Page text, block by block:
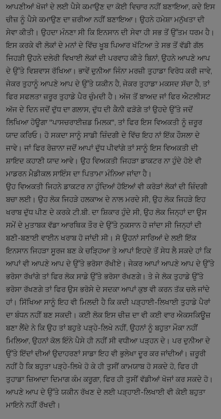
ਆਪਣੀਆਂ ਖੋਜਾਂ ਦੇ ਲਈ ਪੈਸੇ ਕਮਾਉਣ ਦਾ ਕੋਈ ਵਿਚਾਰ ਨਹੀਂ ਬਣਾਇਆ, ਕਦੇ ਇਸ
ਚੀਜ਼ ਨੂੰ ਪੈਸੇ ਕਮਾਉਣ ਦਾ ਜ਼ਰੀਆ ਨਹੀਂ ਬਣਾਇਆ। ਉਹਨੇ ਹਮੇਸ਼ਾ ਮਨੁੱਖਤਾ ਦੀ
ਸੇਵਾ ਕੀਤੀ। ਉਹਦਾ ਮੰਨਣਾ ਸੀ ਕਿ ਇਨਸਾਨ ਦੀ ਸੇਵਾ ਹੀ ਸਭ ਤੋਂ ਉੱਤਮ ਧਰਮ ਹੈ।
ਇਸ ਕਰਕੇ ਵੀ ਲੋਕਾਂ ਦੇ ਮਨਾਂ ਦੇ ਵਿੱਚ ਖੂਬ ਪਿਆਰ ਖੱਟਿਆ ਤੇ ਸਭ ਤੋਂ ਵੱਡੀ ਗੱਲ
ਜਿਹੜੀ ਉਹਨੇ ਦਲੇਰੀ ਵਿਖਾਈ ਲੋਕਾਂ ਦੀ ਪਰਵਾਹ ਕੀਤੇ ਬਿਨਾਂ, ਉਹਨੇ ਆਪਣੇ ਆਪ
ਦੇ ਉੱਤੇ ਵਿਸ਼ਵਾਸ ਰੱਖਿਆ। ਭਾਵੇਂ ਦੁਨੀਆ ਜਿੰਨਾ ਮਰਜ਼ੀ ਤੁਹਾਡਾ ਵਿਰੋਧ ਕਰੀ ਜਾਵੇ,
ਜੇਕਰ ਤੁਹਾਨੂੰ ਆਪਣੇ ਆਪ ਦੇ ਉੱਤੇ ਯਕੀਨ ਹੈ, ਜੇਕਰ ਤੁਹਾਡਾ ਮਕਸਦ ਸੱਚਾ ਹੈ, ਤਾਂ
ਫਿਰ ਸਫਲਤਾ ਜ਼ਰੂਰ ਤੁਹਾਡੇ ਪੈਰ ਚੁੰਮਦੀ ਹੈ। ਅੱਜ ਤੋਂ ਬਾਅਦ ਜਾਂ ਫਿਰ ਐਟਲੀਸਟ
ਅੱਜ ਦੇ ਦਿਨ ਜਦੋਂ ਦੁੱਧ ਦਾ ਗਲਾਸ, ਦੁੱਧ ਦੀ ਕੈਨੀ ਫੜੋਗੇ ਤਾਂ ਉਹਦੇ ਉੱਤੇ ਜਦੋਂ
ਲਿਖਿਆ ਹੋਊਗਾ "ਪਾਸਚਰਾਈਜ਼ਡ ਮਿਲਕ", ਤਾਂ ਫਿਰ ਇਸ ਵਿਅਕਤੀ ਨੂੰ ਜ਼ਰੂਰ
ਯਾਦ ਕਰਿਓ। ਹੋ ਸਕਦਾ ਸਾਨੂੰ ਸਾਡੀ ਜ਼ਿੰਦਗੀ ਦੇ ਵਿੱਚ ਇਹ ਨਾਂ ਇੱਕ ਹੌਸਲਾ ਦੇ
ਜਾਵੇ। ਜਾਂ ਫਿਰ ਰੋਜ਼ਾਨਾ ਜਦੋਂ ਆਪਾਂ ਦੁੱਧ ਪੀਵਾਂਗੇ ਤਾਂ ਸਾਨੂੰ ਇਸ ਵਿਅਕਤੀ ਦੀ
ਸ਼ਾਇਦ ਕਹਾਣੀ ਯਾਦ ਆਵੇ। ਉਹ ਵਿਅਕਤੀ ਜਿਹੜਾ ਡਾਕਟਰ ਨਾ ਹੁੰਦੇ ਹੋਏ ਵੀ
ਮਾਡਰਨ ਮੈਡੀਕਲ ਸਾਇੰਸ ਦਾ ਪਿਤਾਮਾ ਮੰਨਿਆ ਜਾਂਦਾ ਹੈ।
ਉਹ ਵਿਅਕਤੀ ਜਿਹਨੇ ਡਾਕਟਰ ਨਾ ਹੁੰਦਿਆਂ ਹੋਇਆਂ ਵੀ ਕਰੋੜਾਂ ਲੋਕਾਂ ਦੀ ਜ਼ਿੰਦਗੀ
ਬਚਾ ਲਈ। ਉਹ ਲੋਕ ਜਿਹੜੇ ਹਲਕਾਅ ਦੇ ਨਾਲ ਮਰਦੇ ਸੀ, ਉਹ ਲੋਕ ਜਿਹੜੇ ਇਹ
ਖਰਾਬ ਦੁੱਧ ਪੀਣ ਦੇ ਕਰਕੇ ਟੀ.ਬੀ. ਦਾ ਸ਼ਿਕਾਰ ਹੁੰਦੇ ਸੀ, ਉਹ ਲੋਕ ਜਿਨ੍ਹਾਂ ਦਾ ਉਸ
ਸਮੇਂ ਦੇ ਮੁਤਾਬਕ ਵੱਡਾ ਆਰਥਿਕ ਤੌਰ ਦੇ ਉੱਤੇ ਨੁਕਸਾਨ ਹੋ ਜਾਂਦਾ ਸੀ ਜਿਨ੍ਹਾਂ ਦੀ
ਬਣੀ-ਬਣਾਈ ਵਾਈਨ ਖਰਾਬ ਹੋ ਜਾਂਦੀ ਸੀ। ਸੋ ਉਹਨਾਂ ਸਾਰਿਆਂ ਦੇ ਲਈ ਇੱਕ
ਇਨਸਾਨ ਜਿਹੜਾ ਸੂਰਜ ਬਣ ਕੇ ਚੜ੍ਹਿਆ ਤੇ ਆਪਾਂ ਇਹਦੇ ਤੋਂ ਸੇਧ ਲੈ ਸਕਦੇ ਹਾਂ ਕਿ
ਆਪਾਂ ਵੀ ਆਪਣੇ ਆਪ ਦੇ ਉੱਤੇ ਭਰੋਸਾ ਰੱਖੀਏ। ਜੇਕਰ ਆਪਾਂ ਆਪਣੇ ਆਪ ਦੇ ਉੱਤੇ
ਭਰੋਸਾ ਰੱਖਾਂਗੇ ਤਾਂ ਫਿਰ ਲੋਕ ਸਾਡੇ ਉੱਤੇ ਭਰੋਸਾ ਰੱਖਣਗੇ। ਤੇ ਜੇ ਲੋਕ ਤੁਹਾਡੇ ਉੱਤੇ
ਭਰੋਸਾ ਰੱਖਣਗੇ ਤਾਂ ਫਿਰ ਉਸ ਭਰੋਸੇ ਦੇ ਸਦਕਾ ਆਪਾਂ ਕੁਝ ਵੀ ਕਰਨ ਤੱਕ ਚਲੇ ਜਾਂਦੇ
ਹਾਂ। ਸਿੱਖਿਆ ਸਾਨੂੰ ਇਹ ਵੀ ਮਿਲਦੀ ਹੈ ਕਿ ਕਦੀ ਪੜ੍ਹਾਈ-ਲਿਖਾਈ ਤੁਹਾਡੇ ਪੈਰਾਂ
ਦਾ ਬੰਧਨ ਨਹੀਂ ਬਣ ਸਕਦੀ। ਕਈ ਲੋਕ ਇਸ ਚੀਜ਼ ਦਾ ਵੀ ਕਈ ਵਾਰ ਐਕਸਕਿਊਜ਼
ਬਣਾ ਲੈਂਦੇ ਨੇ ਕਿ ਉਹ ਤਾਂ ਬਹੁਤੇ ਪੜ੍ਹੇ-ਲਿਖੇ ਨਹੀਂ, ਉਹਨਾਂ ਨੂੰ ਬਹੁਤਾ ਮੌਕਾ ਨਹੀਂ
ਮਿਲਿਆ, ਉਹਨਾਂ ਕੋਲ ਇੰਨੇ ਪੈਸੇ ਹੀ ਨਹੀਂ ਸੀ ਵਧੀਆ ਪੜ੍ਹਨ ਦੇ। ਪਰ ਦੁਨੀਆ ਦੇ
ਉੱਤੇ ਇੱਦਾਂ ਦੀਆਂ ਉਦਾਹਰਣਾਂ ਸਾਡਾ ਇਹ ਵੀ ਭੁਲੇਖਾ ਦੂਰ ਕਰ ਜਾਂਦੀਆਂ। ਜ਼ਰੂਰੀ
ਨਹੀਂ ਹੈ ਕਿ ਬਹੁਤਾ ਪੜ੍ਹੇ-ਲਿਖੇ ਹੋ ਕੇ ਹੀ ਤੁਸੀਂ ਕਾਮਯਾਬ ਹੋ ਸਕਦੇ ਹੋ, ਫਿਰ ਹੀ
ਤੁਹਾਡਾ ਜ਼ਿਆਦਾ ਦਿਮਾਗ ਕੰਮ ਕਰੂਗਾ, ਫਿਰ ਹੀ ਤੁਸੀਂ ਵੱਡੀਆਂ ਖੋਜਾਂ ਕਰ ਸਕਦੇ ਹੋ।
ਆਪਣੇ ਆਪ ਦੇ ਉੱਤੇ ਯਕੀਨ ਰੱਖਣ ਦੇ ਲਈ ਪੜ੍ਹਾਈ-ਲਿਖਾਈ ਵੀ ਕੋਈ ਬਹੁਤਾ
ਮਾਇਨੇ ਨਹੀਂ ਰੱਖਦੀ।